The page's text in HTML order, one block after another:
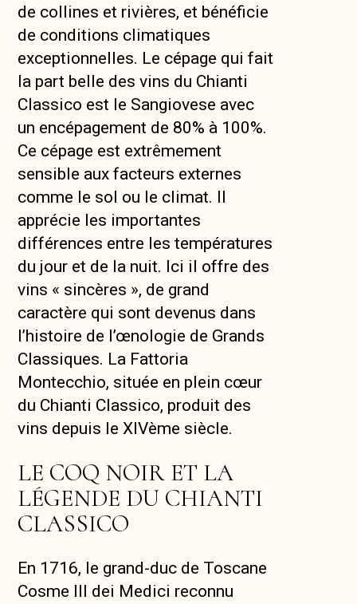
de collines et rivières, et bénéficie
de conditions climatiques
exceptionnelles. Le cépage qui fait
la part belle des vins du Chianti
Classico est le Sangiovese avec
un encépagement de 80% à 100%.
Ce cépage est extrêmement
sensible aux facteurs externes
comme le sol ou le climat. Il
apprécie les importantes
différences entre les températures
du jour et de la nuit. Ici il offre des
vins « sincères », de grand
caractère qui sont devenus dans
l’histoire de l’œnologie de Grands
Classiques. La Fattoria
Montecchio, située en plein cœur
du Chianti Classico, produit des
vins depuis le XIVème siècle.
LE COQ NOIR ET LA
LÉGENDE DU CHIANTI
CLASSICO
En 1716, le grand-duc de Toscane
Cosme III dei Medici reconnu